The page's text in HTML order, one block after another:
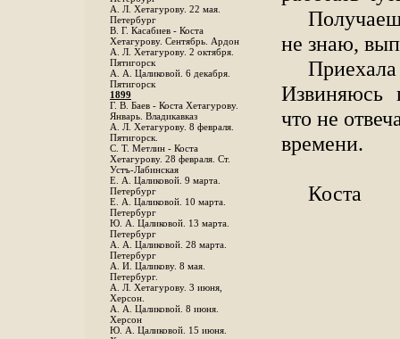
A. Л. Хетагурову. 22 мая.
Петербург
B. Г. Касабиев - Коста
Хетагурову. Сентябрь. Ардон
А. Л. Хетагурову. 2 октября.
Пятигорск
А. А. Цаликовой. 6 декабря.
Пятигорск
1899
Г. В. Баев - Коста Хетагурову.
Январь. Владикавказ
А. Л. Хетагурову. 8 февраля.
Пятигорск.
С. Т. Метлин - Коста
Хетагурову. 28 февраля. Ст.
Устъ-Лабинская
Е. А. Цаликовой. 9 марта.
Петербург
Е. А. Цаликовой. 10 марта.
Петербург
Ю. А. Цаликовой. 13 марта.
Петербург
А. А. Цаликовой. 28 марта.
Петербург
А. И. Цаликову. 8 мая.
Петербург.
А. Л. Хетагурову. 3 июня,
Херсон.
А. А. Цаликовой. 8 июня.
Херсон
Ю. А. Цаликовой. 15 июня.
не знаю,
Извиняюсь
что не
времени.
Коста